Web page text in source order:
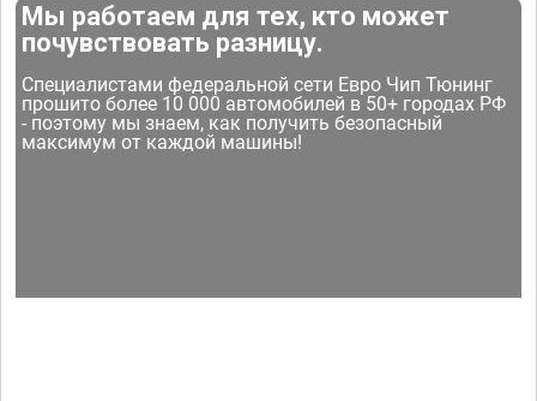
Мы работаем для тех, кто может
почувствовать разницу.
Специалистами федеральной сети Евро Чип Тюнинг
прошито более 10 000 автомобилей в 50+ городах РФ
- поэтому мы знаем, как получить безопасный
максимум от каждой машины!